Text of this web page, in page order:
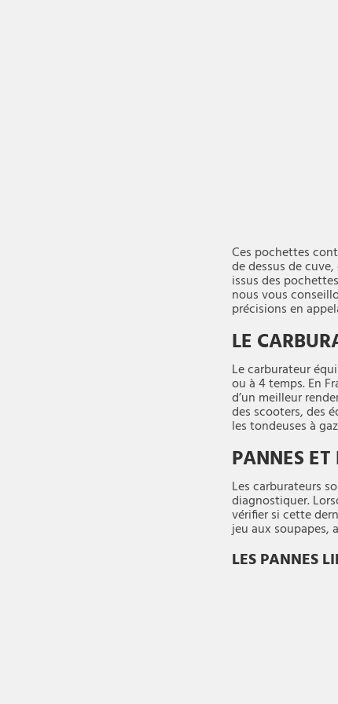
Ces pochettes
de dessus de
issus des
nous vous
précisions en
LE
Le carburateur
ou à 4 temps. En
d’un meilleur
des scooters, des
les tondeuses à
PANNES
Les carburateurs
diagnostiquer.
vérifier si cette
jeu aux soupapes,
LES PANNES